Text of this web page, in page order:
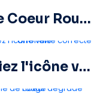
Icône Coeur Rouge – 2
Vérifiez l'icône verte correcte arrondie